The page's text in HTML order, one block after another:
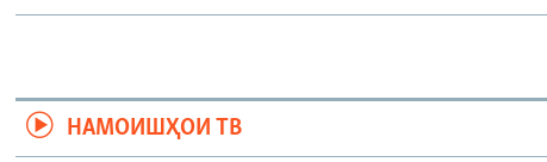
НАМОИШҲОИ ТВ